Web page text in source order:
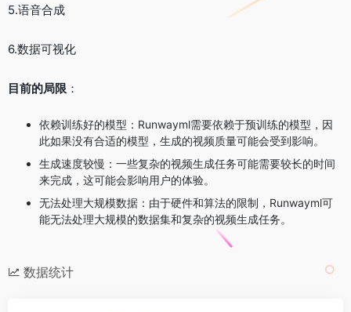
5.语音合成
6.数据可视化
目前的局限 ：
依赖训练好的模型：Runwayml需要依赖于预训练的模型，因
此如果没有合适的模型，生成的视频质量可能会受到影响。
生成速度较慢：一些复杂的视频生成任务可能需要较长的时间
来完成，这可能会影响用户的体验。
无法处理大规模数据：由于硬件和算法的限制，Runwayml可
能无法处理大规模的数据集和复杂的视频生成任务。
数据统计